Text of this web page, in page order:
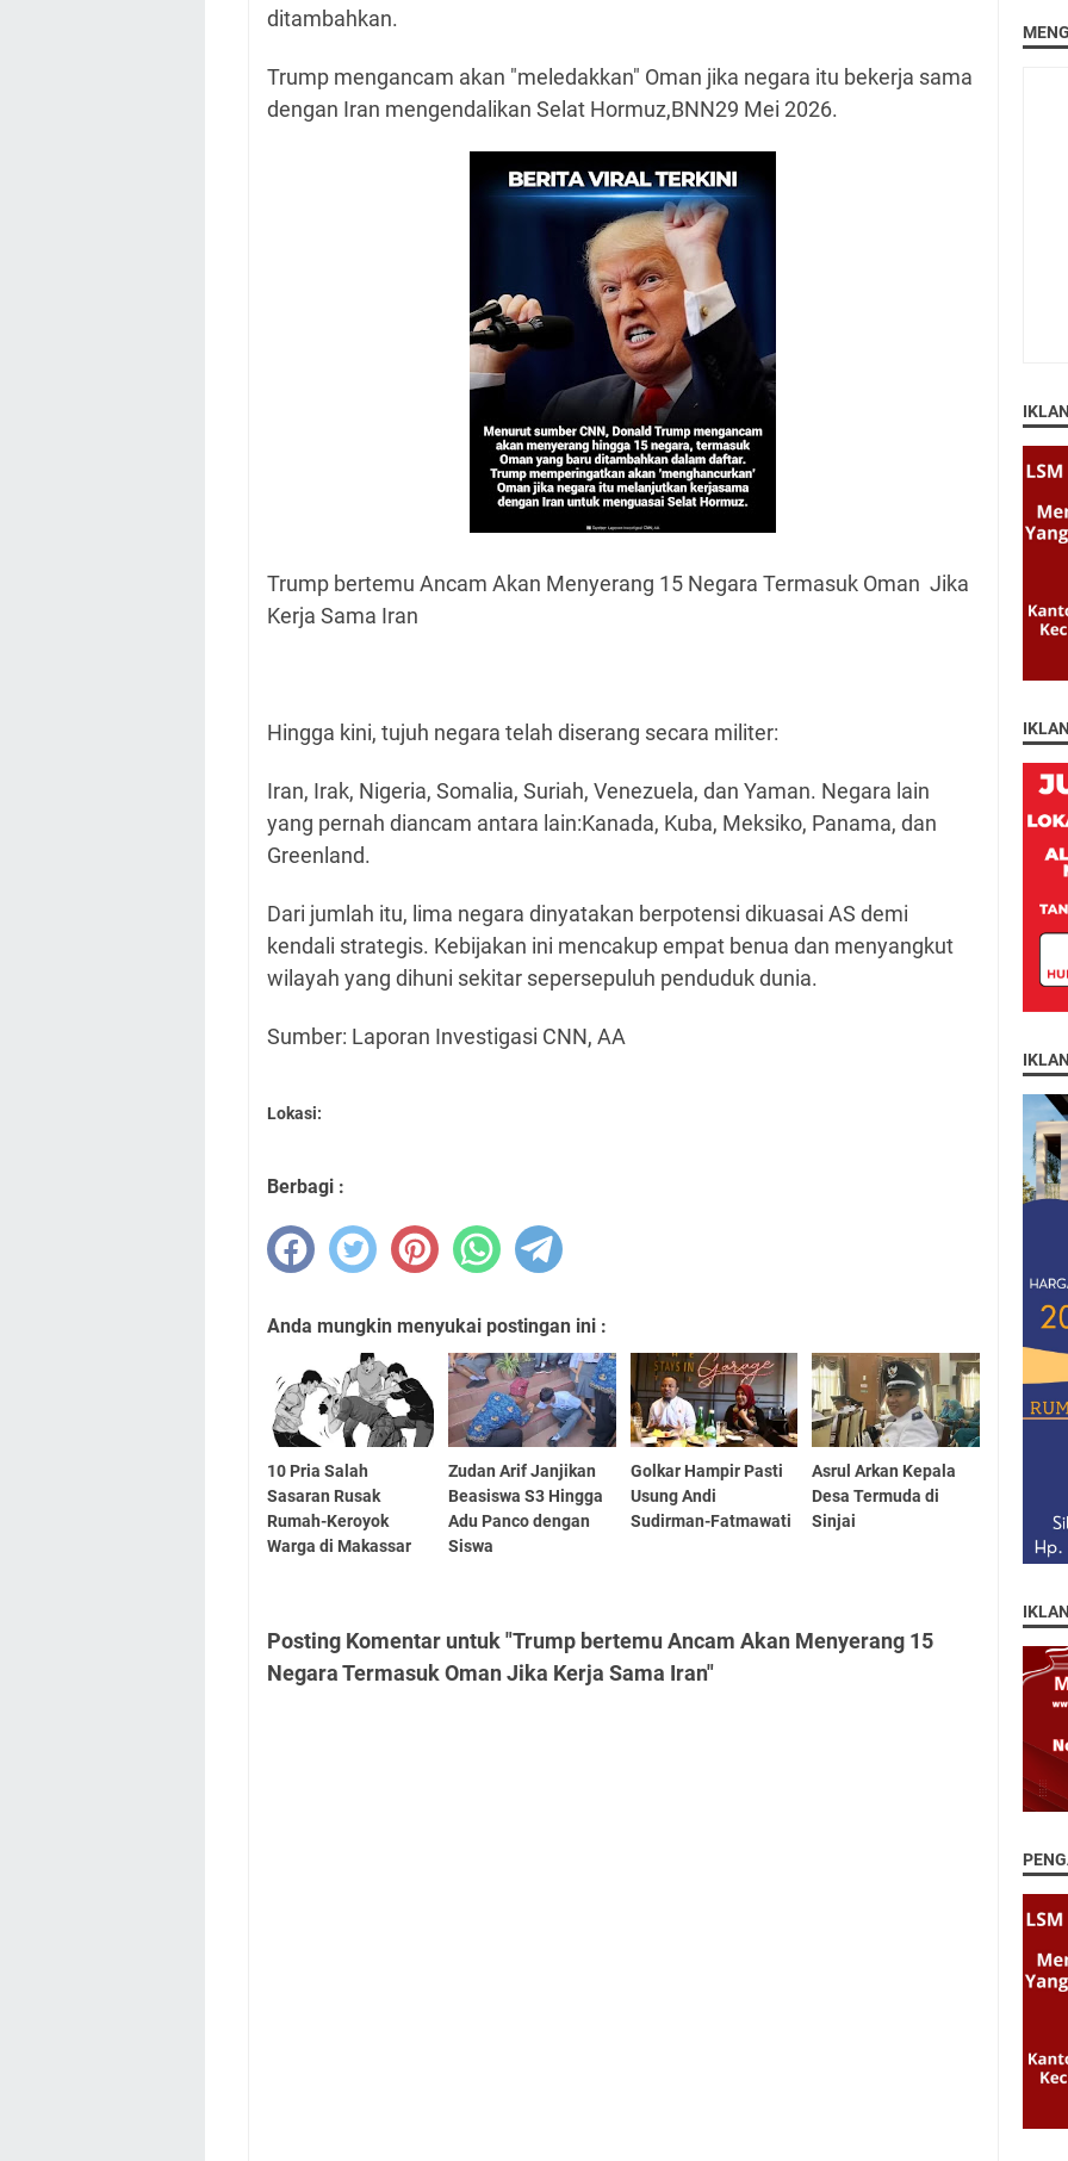
ditambahkan.
Trump mengancam akan "meledakkan" Oman jika negara itu bekerja sama
dengan Iran mengendalikan Selat Hormuz,BNN29 Mei 2026.
Trump bertemu Ancam Akan Menyerang 15 Negara Termasuk Oman Jika
Kerja Sama Iran
Hingga kini, tujuh negara telah diserang secara militer:
Iran, Irak, Nigeria, Somalia, Suriah, Venezuela, dan Yaman. Negara lain
yang pernah diancam antara lain:Kanada, Kuba, Meksiko, Panama, dan
Greenland.
Dari jumlah itu, lima negara dinyatakan berpotensi dikuasai AS demi
kendali strategis. Kebijakan ini mencakup empat benua dan menyangkut
wilayah yang dihuni sekitar sepersepuluh penduduk dunia.
Sumber: Laporan Investigasi CNN, AA
Lokasi:
Berbagi :
Anda mungkin menyukai postingan ini :
10 Pria Salah
Sasaran Rusak
Rumah-Keroyok
Warga di Makassar
Zudan Arif Janjikan
Beasiswa S3 Hingga
Adu Panco dengan
Siswa
Golkar Hampir Pasti
Usung Andi
Sudirman-Fatmawati
Asrul Arkan Kepala
Desa Termuda di
Sinjai
Posting Komentar untuk "Trump bertemu Ancam Akan Menyerang 15
Negara Termasuk Oman Jika Kerja Sama Iran"